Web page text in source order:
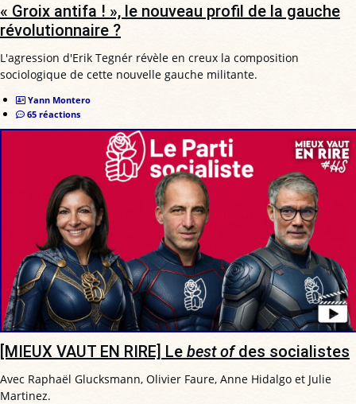
« Groix antifa ! », le nouveau profil de la gauche
révolutionnaire ?
L'agression d'Erik Tegnér révèle en creux la composition
sociologique de cette nouvelle gauche militante.
Yann Montero
65 réactions
[MIEUX VAUT EN RIRE] Le best ofdes socialistes
Avec Raphaël Glucksmann, Olivier Faure, Anne Hidalgo et Julie
Martinez.